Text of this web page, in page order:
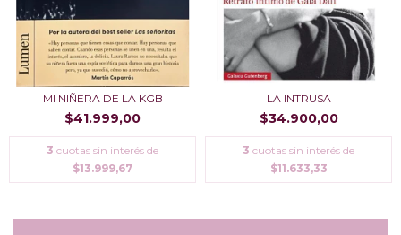
MI NIÑERA DE LA KGB
$41.999,00
3 cuotas sin interés de
$13.999,67
LA INTRUSA
$34.900,00
3 cuotas sin interés de
$11.633,33